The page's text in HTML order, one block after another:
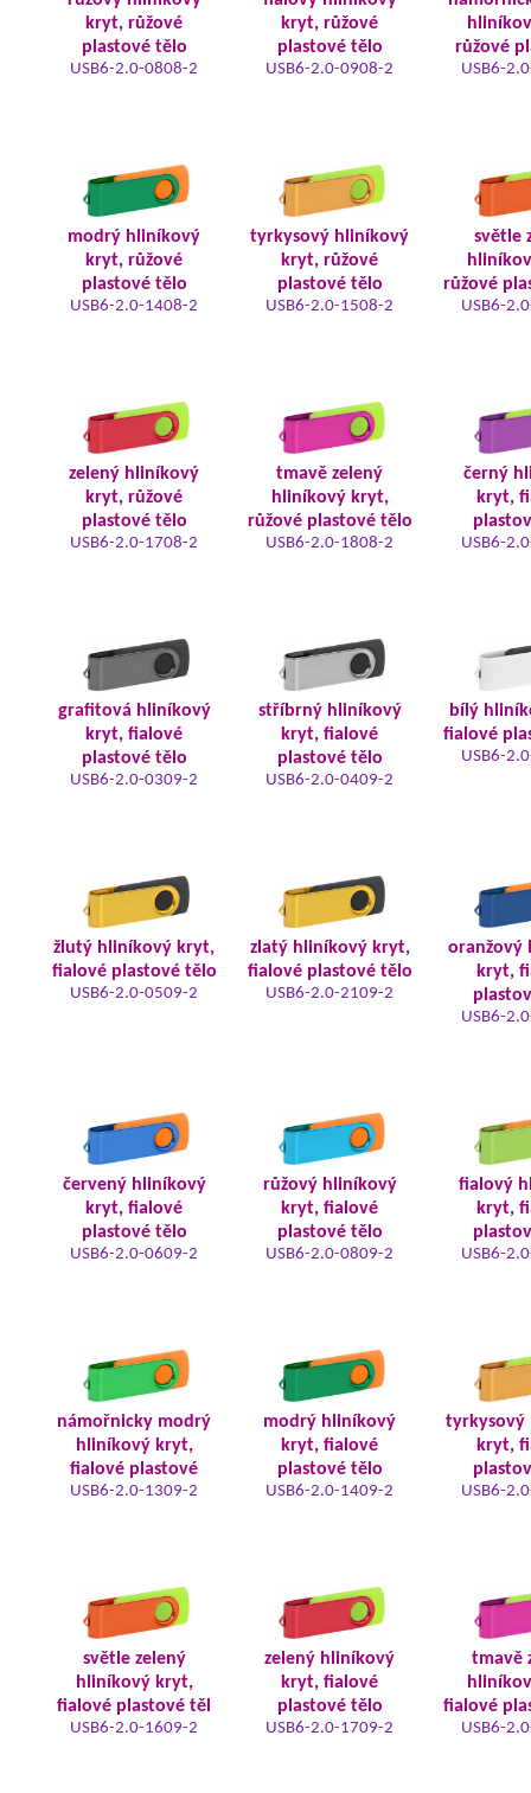
kryt, růžové
plastové tělo
USB6-2.0-0808-2
kryt, růžové
plastové tělo
USB6-2.0-0908-2
růžové
USB6-
modrý hliníkový
kryt, růžové
plastové tělo
USB6-2.0-1408-2
tyrkysový hliníkový
kryt, růžové
plastové tělo
USB6-2.0-1508-2
světle
růžové
USB6-
zelený hliníkový
kryt, růžové
plastové tělo
USB6-2.0-1708-2
tmavě zelený
hliníkový kryt,
růžové plastové tělo
USB6-2.0-1808-2
černý
kryt,
USB6-
grafitová hliníkový
kryt, fialové
plastové tělo
USB6-2.0-0309-2
stříbrný hliníkový
kryt, fialové
plastové tělo
USB6-2.0-0409-2
bílý
fialové
USB6-
žlutý hliníkový kryt,
fialové plastové tělo
USB6-2.0-0509-2
zlatý hliníkový kryt,
fialové plastové tělo
USB6-2.0-2109-2
oranžový
kryt,
USB6-
červený hliníkový
kryt, fialové
plastové tělo
USB6-2.0-0609-2
růžový hliníkový
kryt, fialové
plastové tělo
USB6-2.0-0809-2
fialový
kryt,
USB6-
námořnicky modrý
hliníkový kryt,
fialové plastové
USB6-2.0-1309-2
modrý hliníkový
kryt, fialové
plastové tělo
USB6-2.0-1409-2
tyrkysový
kryt,
USB6-
světle zelený
hliníkový kryt,
fialové plastové těl
USB6-2.0-1609-2
zelený hliníkový
kryt, fialové
plastové tělo
USB6-2.0-1709-2
tmavě
fialové
USB6-